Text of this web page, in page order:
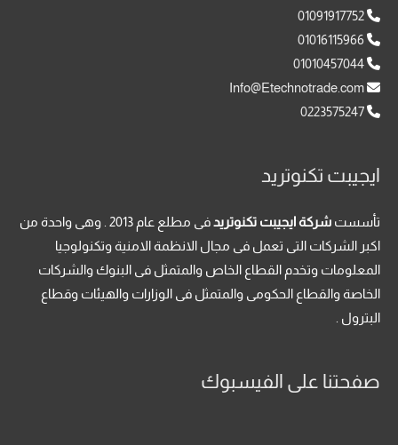
01091917752
01016115966
01010457044
0223575247
ايجيبت تكنوتريد
تأسست شركة ايجيبت تكنوتريد
فى مطلع عام 2013 . وهى واحدة من
اكبر الشركات التى تعمل فى مجال الانظمة الامنية وتكنولوجيا
المعلومات وتخدم القطاع الخاص والمتمثل فى البنوك والشركات
الخاصة والقطاع الحكومى والمتمثل فى الوزارات والهيئات وقطاع
البترول .
صفحتنا على الفيسبوك